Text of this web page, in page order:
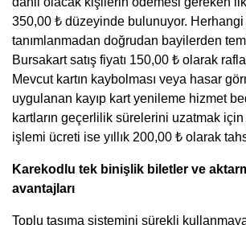
350,00 ₺ düzeyinde bulunuyor.
tanımlanmadan doğrudan bayilerden
Bursakart satış fiyatı 150,00 ₺ olarak
Mevcut kartın kaybolması veya hasar
uygulanan kayıp kart yenileme hizmet
kartların geçerlilik sürelerini uzatmak
işlemi ücreti ise yıllık 200,00 ₺ olarak
Karekodlu tek binişlik biletler ve
avantajları
Toplu taşıma sistemini sürekli